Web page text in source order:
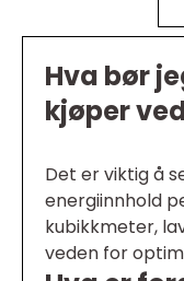
Hva bør
kjøper
Det er viktig å
energiinnhold
kubikkmeter,
veden for